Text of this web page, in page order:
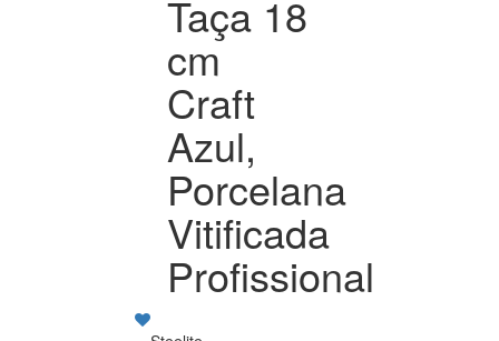
Taça 18
cm
Craft
Azul,
Porcelana
Vitificada
Profissional